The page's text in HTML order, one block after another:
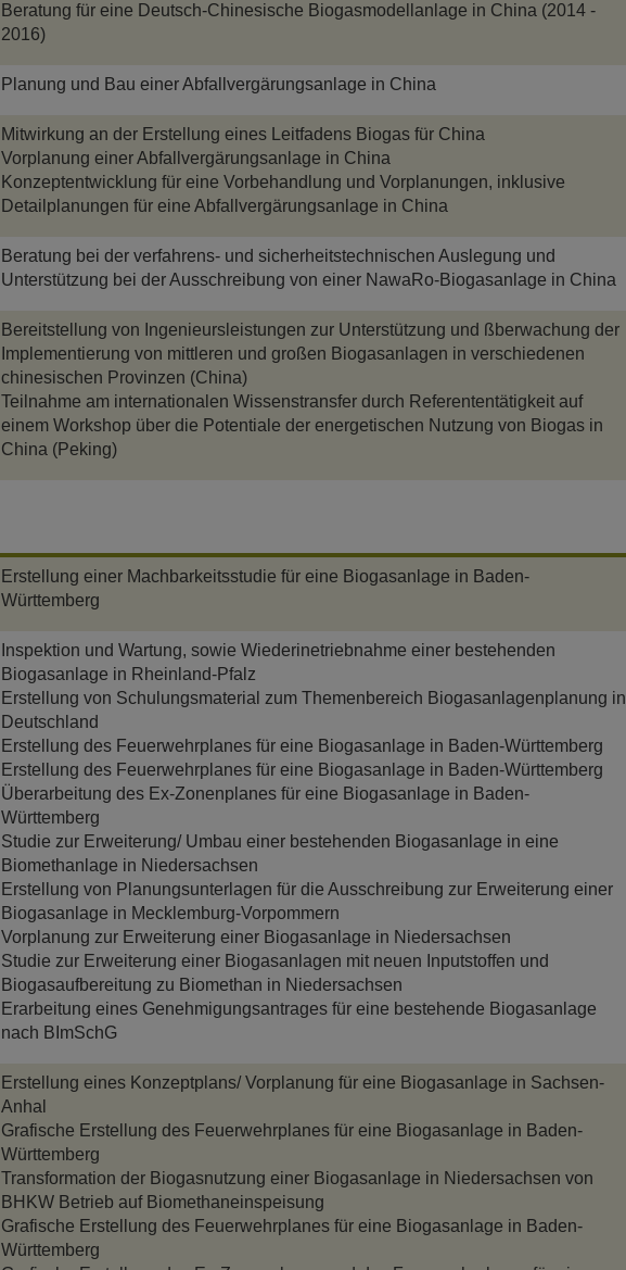
Beratung für eine Deutsch-Chinesische Biogasmodellanlage in China (2014 -
2016)
Planung und Bau einer Abfallvergärungsanlage in China
Mitwirkung an der Erstellung eines Leitfadens Biogas für China
Vorplanung einer Abfallvergärungsanlage in China
Konzeptentwicklung für eine Vorbehandlung und Vorplanungen, inklusive
Detailplanungen für eine Abfallvergärungsanlage in China
Beratung bei der verfahrens- und sicherheitstechnischen Auslegung und
Unterstützung bei der Ausschreibung von einer NawaRo-Biogasanlage in China
Bereitstellung von Ingenieursleistungen zur Unterstützung und ßberwachung der
Implementierung von mittleren und großen Biogasanlagen in verschiedenen
chinesischen Provinzen (China)
Teilnahme am internationalen Wissenstransfer durch Referententätigkeit auf
einem Workshop über die Potentiale der energetischen Nutzung von Biogas in
China (Peking)
Erstellung einer Machbarkeitsstudie für eine Biogasanlage in Baden-
Württemberg
Inspektion und Wartung, sowie Wiederinetriebnahme einer bestehenden
Biogasanlage in Rheinland-Pfalz
Erstellung von Schulungsmaterial zum Themenbereich Biogasanlagenplanung in
Deutschland
Erstellung des Feuerwehrplanes für eine Biogasanlage in Baden-Württemberg
Erstellung des Feuerwehrplanes für eine Biogasanlage in Baden-Württemberg
Überarbeitung des Ex-Zonenplanes für eine Biogasanlage in Baden-
Württemberg
Studie zur Erweiterung/ Umbau einer bestehenden Biogasanlage in eine
Biomethanlage in Niedersachsen
Erstellung von Planungsunterlagen für die Ausschreibung zur Erweiterung einer
Biogasanlage in Mecklemburg-Vorpommern
Vorplanung zur Erweiterung einer Biogasanlage in Niedersachsen
Studie zur Erweiterung einer Biogasanlagen mit neuen Inputstoffen und
Biogasaufbereitung zu Biomethan in Niedersachsen
Erarbeitung eines Genehmigungsantrages für eine bestehende Biogasanlage
nach BImSchG
Erstellung eines Konzeptplans/ Vorplanung für eine Biogasanlage in Sachsen-
Anhal
Grafische Erstellung des Feuerwehrplanes für eine Biogasanlage in Baden-
Württemberg
Transformation der Biogasnutzung einer Biogasanlage in Niedersachsen von
BHKW Betrieb auf Biomethaneinspeisung
Grafische Erstellung des Feuerwehrplanes für eine Biogasanlage in Baden-
Württemberg